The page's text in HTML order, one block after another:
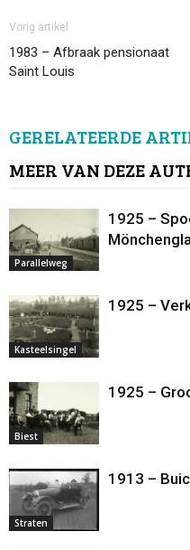
Vorig artikel
1983 – Afbraak pensionaat
Saint Louis
GERELATEERDE
MEER VAN DEZE
Parallelweg
1925 –
Kasteelsingel
1925 –
Biest
1925 –
Straten
1913 –